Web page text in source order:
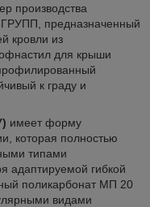
производства
предназначенный
кровли из
для крыши
к граду и
имеет форму
которая полностью
типами
адаптируемой гибкой
поликарбонат МП 20
видами